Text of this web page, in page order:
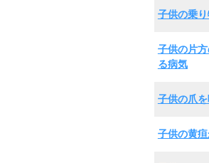
子供の乗
子供の片
る病気
子供の爪
子供の黄